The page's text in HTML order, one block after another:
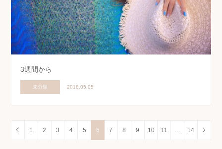
3週間から
未分類 2018.05.05
1 2 3 4 5 6 7 8 9 10 11 14